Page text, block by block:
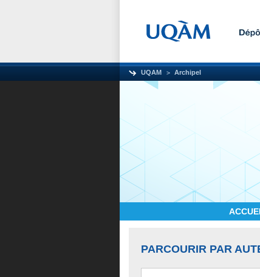
UQAM Archipel
PARCOURIR PAR